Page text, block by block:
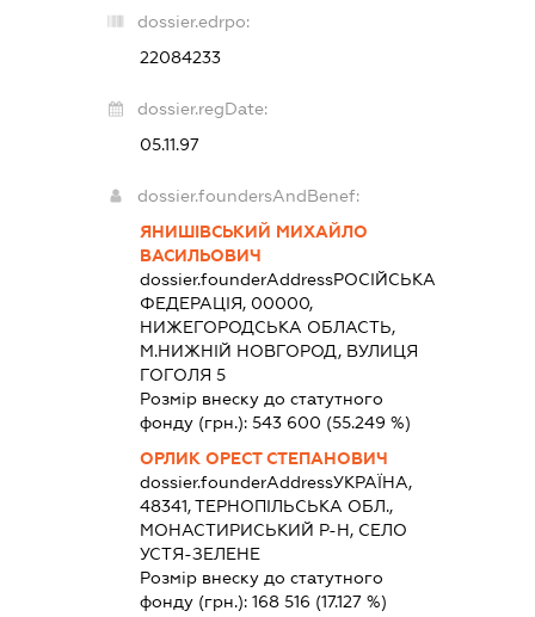
dossier.edrpo:
22084233
dossier.regDate:
05.11.97
dossier.foundersAndBenef:
ЯНИШІВСЬКИЙ МИХАЙЛО
ВАСИЛЬОВИЧ
dossier.founderAddressРОСІЙСЬКА
ФЕДЕРАЦІЯ, 00000,
НИЖЕГОРОДСЬКА ОБЛАСТЬ,
М.НИЖНІЙ НОВГОРОД, ВУЛИЦЯ
ГОГОЛЯ 5
Розмір внеску до статутного
фонду (грн.): 543 600 (55.249 %)
ОРЛИК ОРЕСТ СТЕПАНОВИЧ
dossier.founderAddressУКРАЇНА,
48341, ТЕРНОПІЛЬСЬКА ОБЛ.,
МОНАСТИРИСЬКИЙ Р-Н, СЕЛО
УСТЯ-ЗЕЛЕНЕ
Розмір внеску до статутного
фонду (грн.): 168 516 (17.127 %)